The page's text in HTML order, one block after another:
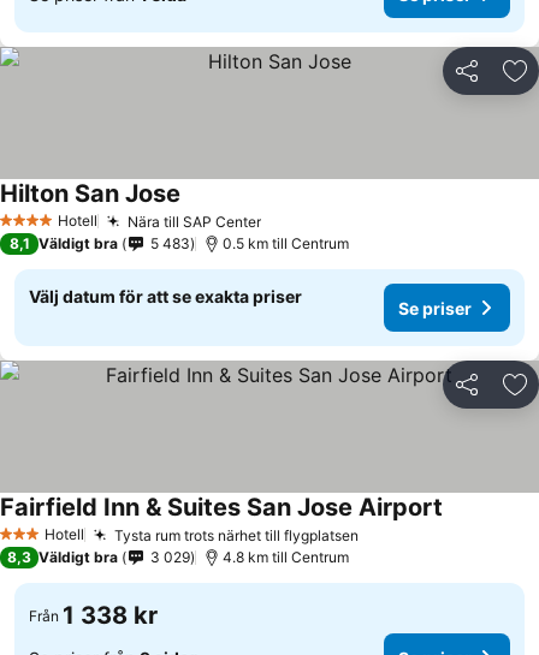
Dela
4 StjärnorHotell Nära till SAP Center
Hilton San Jose
8,1 Väldigt bra 5 483 0.5 km till Centrum
Välj datum för att se exakta priser
Se priser
Dela
3 StjärnorHotell Tysta rum trots närhet till flygplatsen
Fairfield Inn & Suites San Jose Airport
8,3 Väldigt bra 3 029 4.8 km till Centrum
Från 1 338 kr